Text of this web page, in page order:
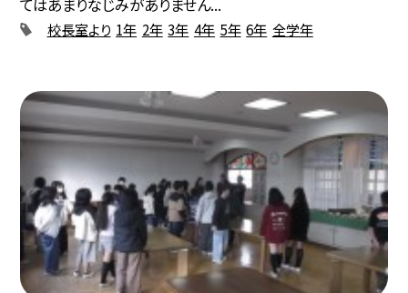
校長室より 1年 2年 3年 4年 5年 6年 全学年